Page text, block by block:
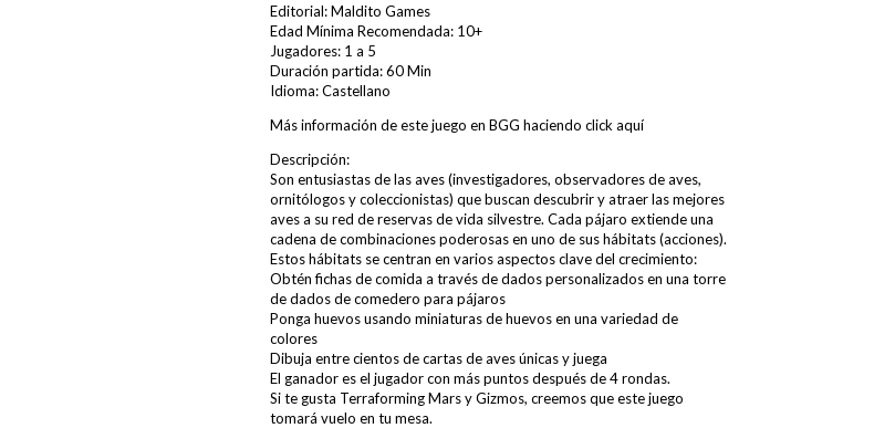
Editorial: Maldito Games
Edad Mínima Recomendada: 10+
Jugadores: 1 a 5
Duración partida: 60 Min
Idioma: Castellano
Más información de este juego en BGG haciendo click aquí
Descripción:
Son entusiastas de las aves (investigadores, observadores de aves,
ornitólogos y coleccionistas) que buscan descubrir y atraer las mejores
aves a su red de reservas de vida silvestre. Cada pájaro extiende una
cadena de combinaciones poderosas en uno de sus hábitats (acciones).
Estos hábitats se centran en varios aspectos clave del crecimiento:
Obtén fichas de comida a través de dados personalizados en una torre
de dados de comedero para pájaros
Ponga huevos usando miniaturas de huevos en una variedad de
colores
Dibuja entre cientos de cartas de aves únicas y juega
El ganador es el jugador con más puntos después de 4 rondas.
Si te gusta Terraforming Mars y Gizmos, creemos que este juego
tomará vuelo en tu mesa.